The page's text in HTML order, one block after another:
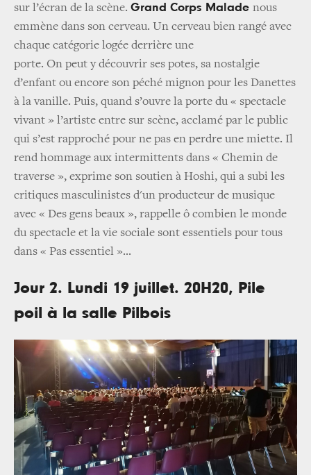
sur l’écran de la scène. Grand Corps Malade nous
emmène dans son cerveau. Un cerveau bien rangé avec
chaque catégorie logée derrière une
porte. On peut y découvrir ses potes, sa nostalgie
d’enfant ou encore son péché mignon pour les Danettes
à la vanille. Puis, quand s’ouvre la porte du « spectacle
vivant » l’artiste entre sur scène, acclamé par le public
qui s’est rapproché pour ne pas en perdre une miette. Il
rend hommage aux intermittents dans « Chemin de
traverse », exprime son soutien à Hoshi, qui a subi les
critiques masculinistes d'un producteur de musique
avec « Des gens beaux », rappelle ô combien le monde
du spectacle et la vie sociale sont essentiels pour tous
dans « Pas essentiel »...
Jour 2. Lundi 19 juillet. 20H20, Pile
poil à la salle Pilbois